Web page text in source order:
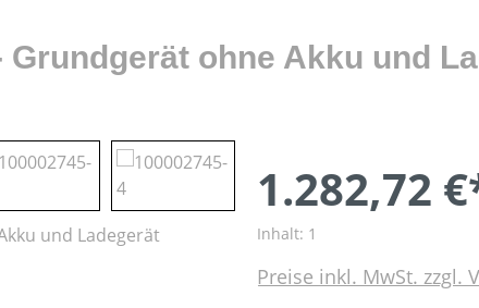
ohne Akku und
1.282,72
Inhalt: 1
Preise inkl. MwSt. zzgl.